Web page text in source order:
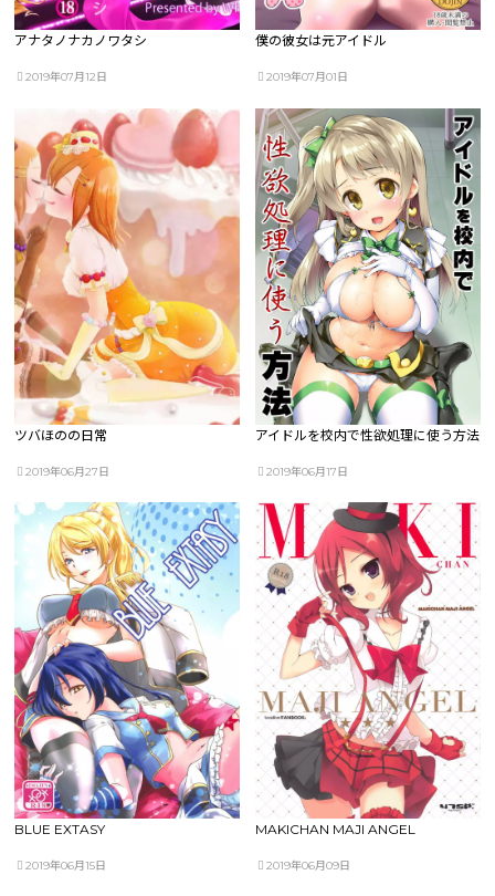
アナタノナカノワタシ
2019年07月12日
僕の彼女は元アイドル
2019年07月01日
ツバほのの日常
2019年06月27日
アイドルを校内で性欲処理に使う方法
2019年06月17日
BLUE EXTASY
2019年06月15日
MAKICHAN MAJI ANGEL
2019年06月09日